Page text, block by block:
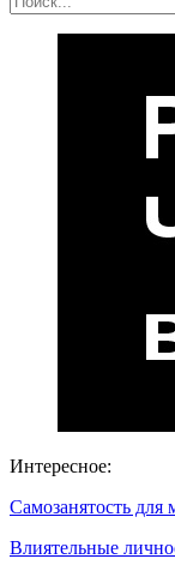
Интересное:
Самозанятость для
Влиятельные